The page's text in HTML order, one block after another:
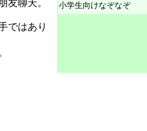
友聊天。
ではあり
小学生向けなぞなぞ